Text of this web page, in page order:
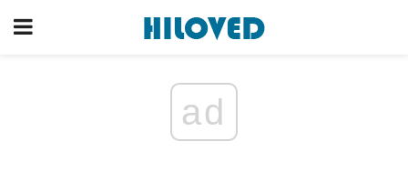
ad